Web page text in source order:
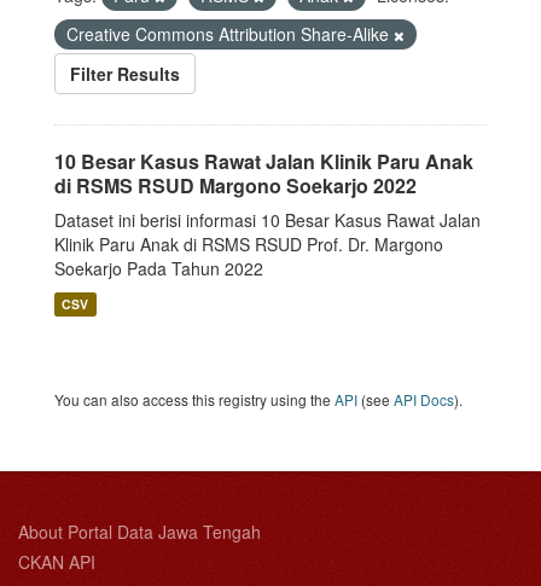
Creative Commons Attribution Share-Alike
Filter Results
10 Besar Kasus Rawat Jalan Klinik Paru Anak
di RSMS RSUD Margono Soekarjo 2022
Dataset ini berisi informasi 10 Besar Kasus Rawat Jalan
Klinik Paru Anak di RSMS RSUD Prof. Dr. Margono
Soekarjo Pada Tahun 2022
CSV
You can also access this registry using the API (see API Docs).
About Portal Data Jawa Tengah
CKAN API